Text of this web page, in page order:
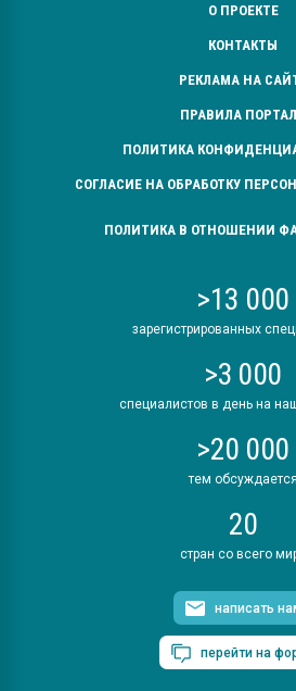
О ПРОЕКТЕ
КОНТАКТЫ
РЕКЛАМА НА
ПРАВИЛА
ПОЛИТИКА
СОГЛАСИЕ НА ОБРАБОТКУ
ПОЛИТИКА В ОТНОШЕНИИ
>13 000
зарегистрированных
>3 000
специалистов в день на
>20 000
тем обсуждается
20
стран со всего
написать
перейти на